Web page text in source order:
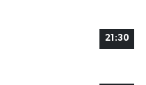
21:30